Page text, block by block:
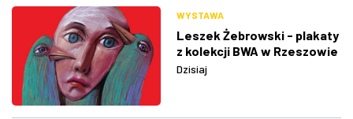
WYSTAWA
Leszek Żebrowski - plakaty
z kolekcji BWA w Rzeszowie
Dzisiaj